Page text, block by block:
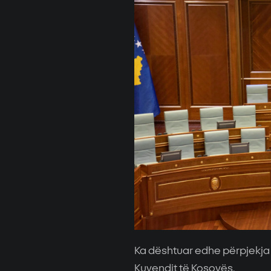
Ka dështuar edhe
Kuvendit të Kosovës.